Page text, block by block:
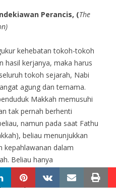
Perancis, (The
)
kehebatan tokoh-tokoh
hasil kerjanya, maka harus
tokoh sejarah, Nabi
agung dan ternama.
Makkah memusuhi
tak pernah berhenti
namun pada saat Fathu
beliau menunjukkan
kepahlawanan dalam
Beliau hanya
di sekitar dan di dalam
diperhatikan dalam
linkedinpinterestvkontakte
email